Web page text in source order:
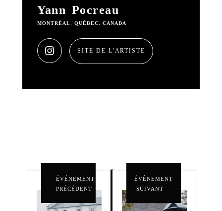
Yann Pocreau
MONTRÉAL, QUÉBEC, CANADA
SITE DE L'ARTISTE
ÉVÉNEMENT
PRÉCÉDENT
ÉVÉNEMENT
SUIVANT